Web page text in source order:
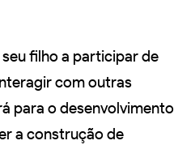
filho a participar de
com outras
para o desenvolvimento
a construção de